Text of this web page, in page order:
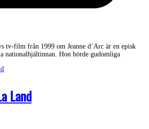
tv-film från 1999 om Jeanne d’Arc är en episk
nationalhjältinnan. Hon hörde gudomliga
Land